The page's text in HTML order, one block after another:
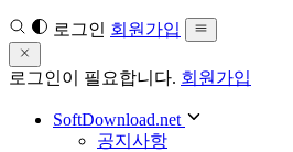
로그인 회원가입
로그인이 필요합니다. 회원가입
SoftDownload.net
공지사항